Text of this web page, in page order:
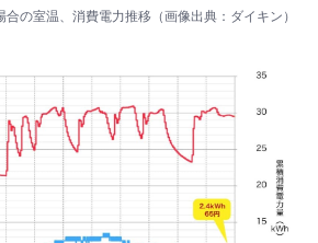
合の室温、消費電力推移（画像出典： ダイキン ）